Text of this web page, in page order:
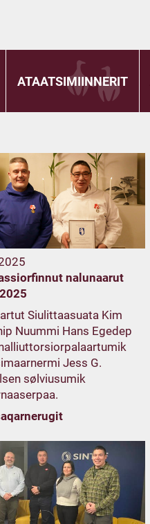
ATAATSIMIINNERIT
nalunaarut
Siulittaasuata Kim
Nuummi Hans Egedep
Jess G.
sølviusumik